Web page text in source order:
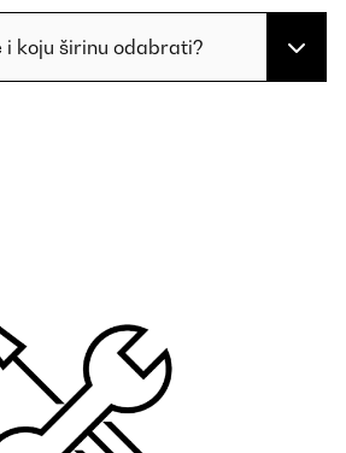
i koju širinu odabrati?